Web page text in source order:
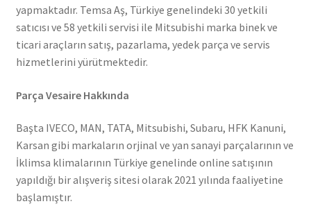
yapmaktadır. Temsa Aş, Türkiye genelindeki 30 yetkili
satıcısı ve 58 yetkili servisi ile Mitsubishi marka binek ve
ticari araçların satış, pazarlama, yedek parça ve servis
hizmetlerini yürütmektedir.
Parça Vesaire Hakkında
Başta IVECO, MAN, TATA, Mitsubishi, Subaru, HFK Kanuni,
Karsan gibi markaların orjinal ve yan sanayi parçalarının ve
İklimsa klimalarının Türkiye genelinde online satışının
yapıldığı bir alışveriş sitesi olarak 2021 yılında faaliyetine
başlamıştır.